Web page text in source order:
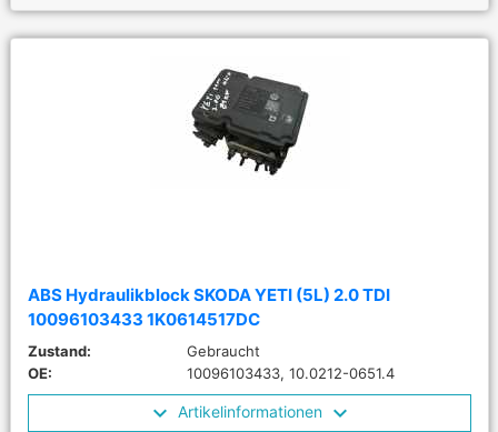
ABS Hydraulikblock SKODA YETI (5L) 2.0 TDI
10096103433 1K0614517DC
Zustand:
Gebraucht
OE:
10096103433, 10.0212-0651.4
Artikelinformationen